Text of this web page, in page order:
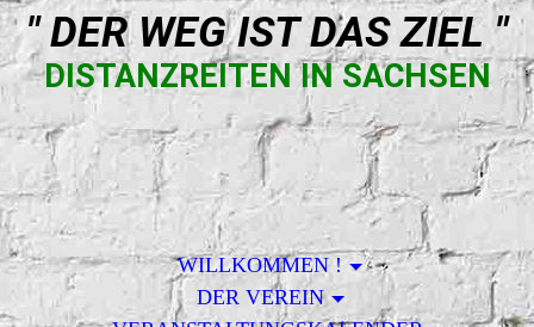
" DER WEG IST DAS ZIEL "
DISTANZREITEN IN SACHSEN
WILLKOMMEN !
DER VEREIN